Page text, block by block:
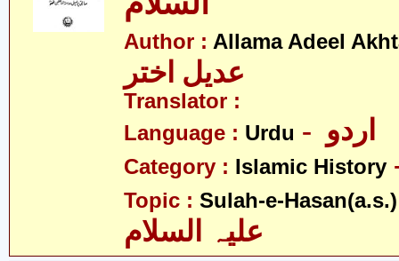
Author : Allama Adeel
عدیل اختر
Translator :
Language : Urdu
Category : Islamic History
Topic : Sulah-e-Hasan(a.s.)
علیہ السلام